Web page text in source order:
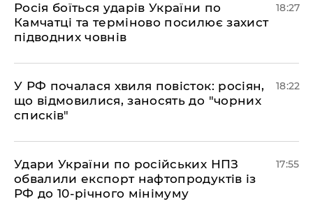
​Росія боїться ударів України по
Камчатці та терміново посилює захист
підводних човнів
18:27
​У РФ почалася хвиля повісток: росіян,
що відмовилися, заносять до "чорних
списків"
18:22
​Удари України по російських НПЗ
обвалили експорт нафтопродуктів із
РФ до 10-річного мінімуму
17:55